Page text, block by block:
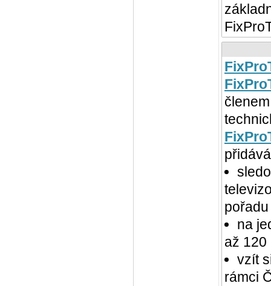
pořadu
na
až 120
vzít
rámci